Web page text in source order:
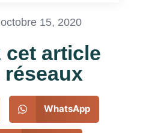
octobre 15, 2020
cet article
WhatsApp